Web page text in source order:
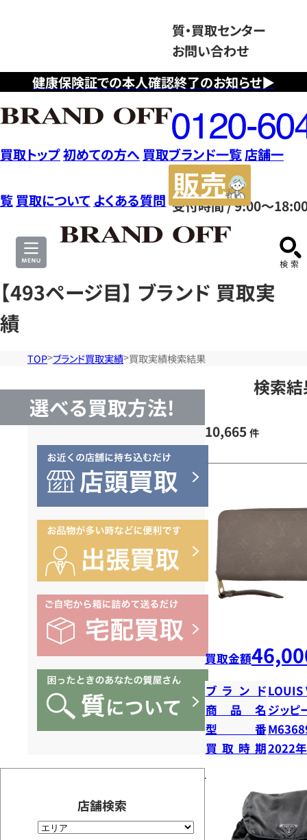
健康保険証での本人確認終了のお知らせ▶
質・買取センター
お問い合わせ
フ
リ
ー
ダ
イ
ヤ
ル
0120604117
受付時間 / 9:00～
買取トップ初めての方へ 買取ブランド一覧店舗一
覧 買取について よくある質問
サ
【493ページ目】 ブランド 買取実
績
TOP ブランド買取実績 買取実績検索結果
選べる買取方法!
店舗検索
検索
10,665 件
買取金額
ブランドLOUIS
商品名 ジッピ
型番
買取時期2022